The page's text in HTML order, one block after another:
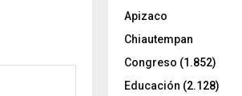
Apizaco
Chiautempan
Congreso (1.852)
Educación (2.128)